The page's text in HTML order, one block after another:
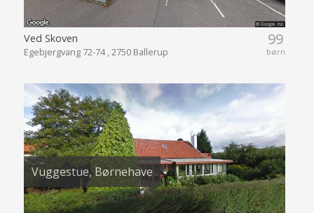
99
børn
Ved Skoven
Egebjergvang 72-74 , 2750 Ballerup
Vuggestue, Børnehave